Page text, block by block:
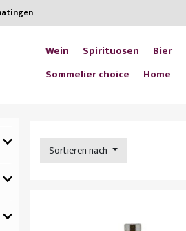
Wein Spirituosen Bier
Sommelier choice
Home
Sortieren nach